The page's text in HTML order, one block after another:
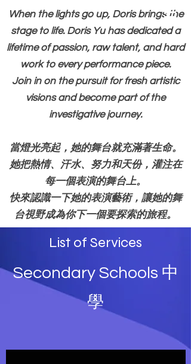
When the lights go up, Doris brings the
stage to life. Doris Yu has dedicated a
lifetime of passion, raw talent, and hard
work to every performance piece.
Join in on the pursuit for fresh artistic
visions and become part of the
investigative journey.
當燈光亮起，她的舞台就充滿著生命。
她把熱情、汗水、努力和天份，灌注在
每一個表演的舞台上。
快來認識一下她的表演藝術，讓她的舞
台視野成為你下一個要探索的旅程。
List of Services
Secondary Schools 中
學